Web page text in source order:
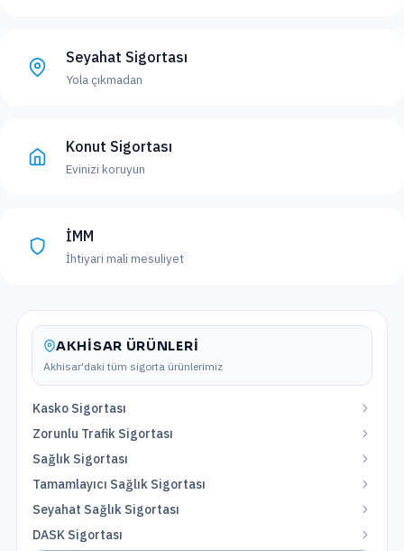
Seyahat Sigortası
Yola çıkmadan
Konut Sigortası
Evinizi koruyun
İMM
İhtiyari mali mesuliyet
AKHISAR ÜRÜNLERI
Akhisar'daki tüm sigorta ürünlerimiz
Kasko Sigortası
Zorunlu Trafik Sigortası
Sağlık Sigortası
Tamamlayıcı Sağlık Sigortası
Seyahat Sağlık Sigortası
DASK Sigortası